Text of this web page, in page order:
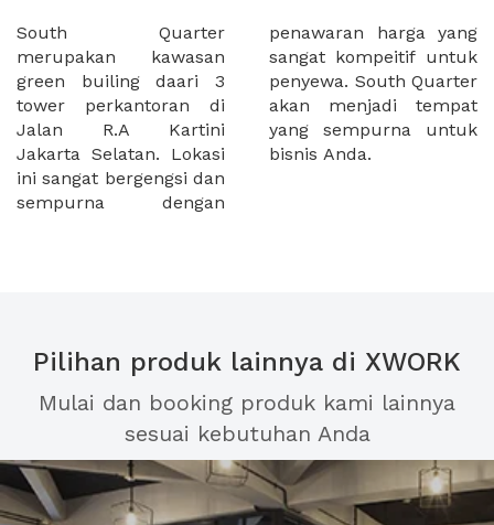
South Quarter
merupakan kawasan
green builing daari 3
tower perkantoran di
Jalan R.A Kartini
Jakarta Selatan. Lokasi
ini sangat bergengsi dan
sempurna dengan
penawaran harga yang
sangat kompeitif untuk
penyewa. South Quarter
akan menjadi tempat
yang sempurna untuk
bisnis Anda.
Pilihan produk lainnya di XWORK
Mulai dan booking produk kami lainnya
sesuai kebutuhan Anda